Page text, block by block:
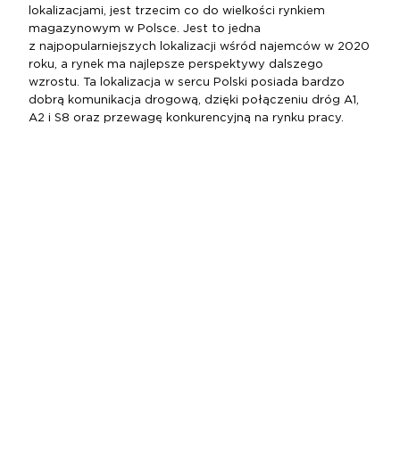
lokalizacjami, jest trzecim co do wielkości rynkiem
magazynowym w Polsce. Jest to jedna
z najpopularniejszych lokalizacji wśród najemców w 2020
roku, a rynek ma najlepsze perspektywy dalszego
wzrostu. Ta lokalizacja w sercu Polski posiada bardzo
dobrą komunikacja drogową, dzięki połączeniu dróg A1,
A2 i S8 oraz przewagę konkurencyjną na rynku pracy.